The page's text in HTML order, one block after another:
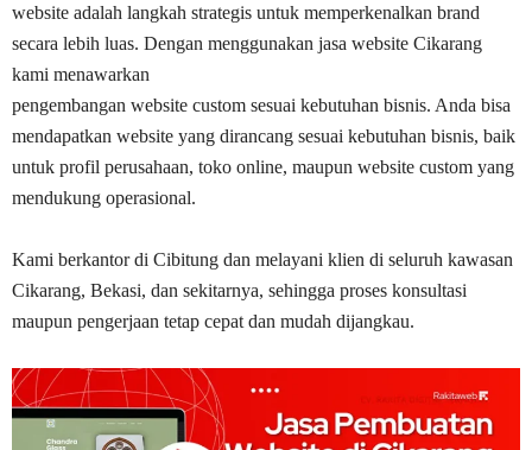
website adalah langkah strategis untuk memperkenalkan brand
secara lebih luas. Dengan menggunakan jasa website Cikarang
kami menawarkan
pengembangan website custom sesuai kebutuhan bisnis. Anda bisa
mendapatkan website yang dirancang sesuai kebutuhan bisnis, baik
untuk profil perusahaan, toko online, maupun website custom yang
mendukung operasional.
Kami berkantor di Cibitung dan melayani klien di seluruh kawasan
Cikarang, Bekasi, dan sekitarnya, sehingga proses konsultasi
maupun pengerjaan tetap cepat dan mudah dijangkau.